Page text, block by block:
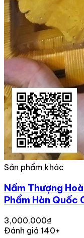
Sản phẩm khác
Nấm Thượng
Phẩm Hàn Quốc
3,000,000₫
Đánh giá 140+